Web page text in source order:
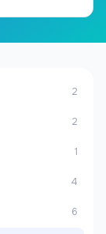
2
2
1
4
6